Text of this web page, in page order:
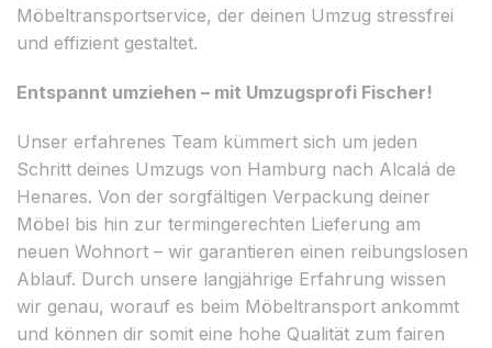
Möbeltransportservice, der deinen Umzug stressfrei
und effizient gestaltet.
Entspannt umziehen – mit Umzugsprofi Fischer!
Unser erfahrenes Team kümmert sich um jeden
Schritt deines Umzugs von Hamburg nach Alcalá de
Henares. Von der sorgfältigen Verpackung deiner
Möbel bis hin zur termingerechten Lieferung am
neuen Wohnort – wir garantieren einen reibungslosen
Ablauf. Durch unsere langjährige Erfahrung wissen
wir genau, worauf es beim Möbeltransport ankommt
und können dir somit eine hohe Qualität zum fairen